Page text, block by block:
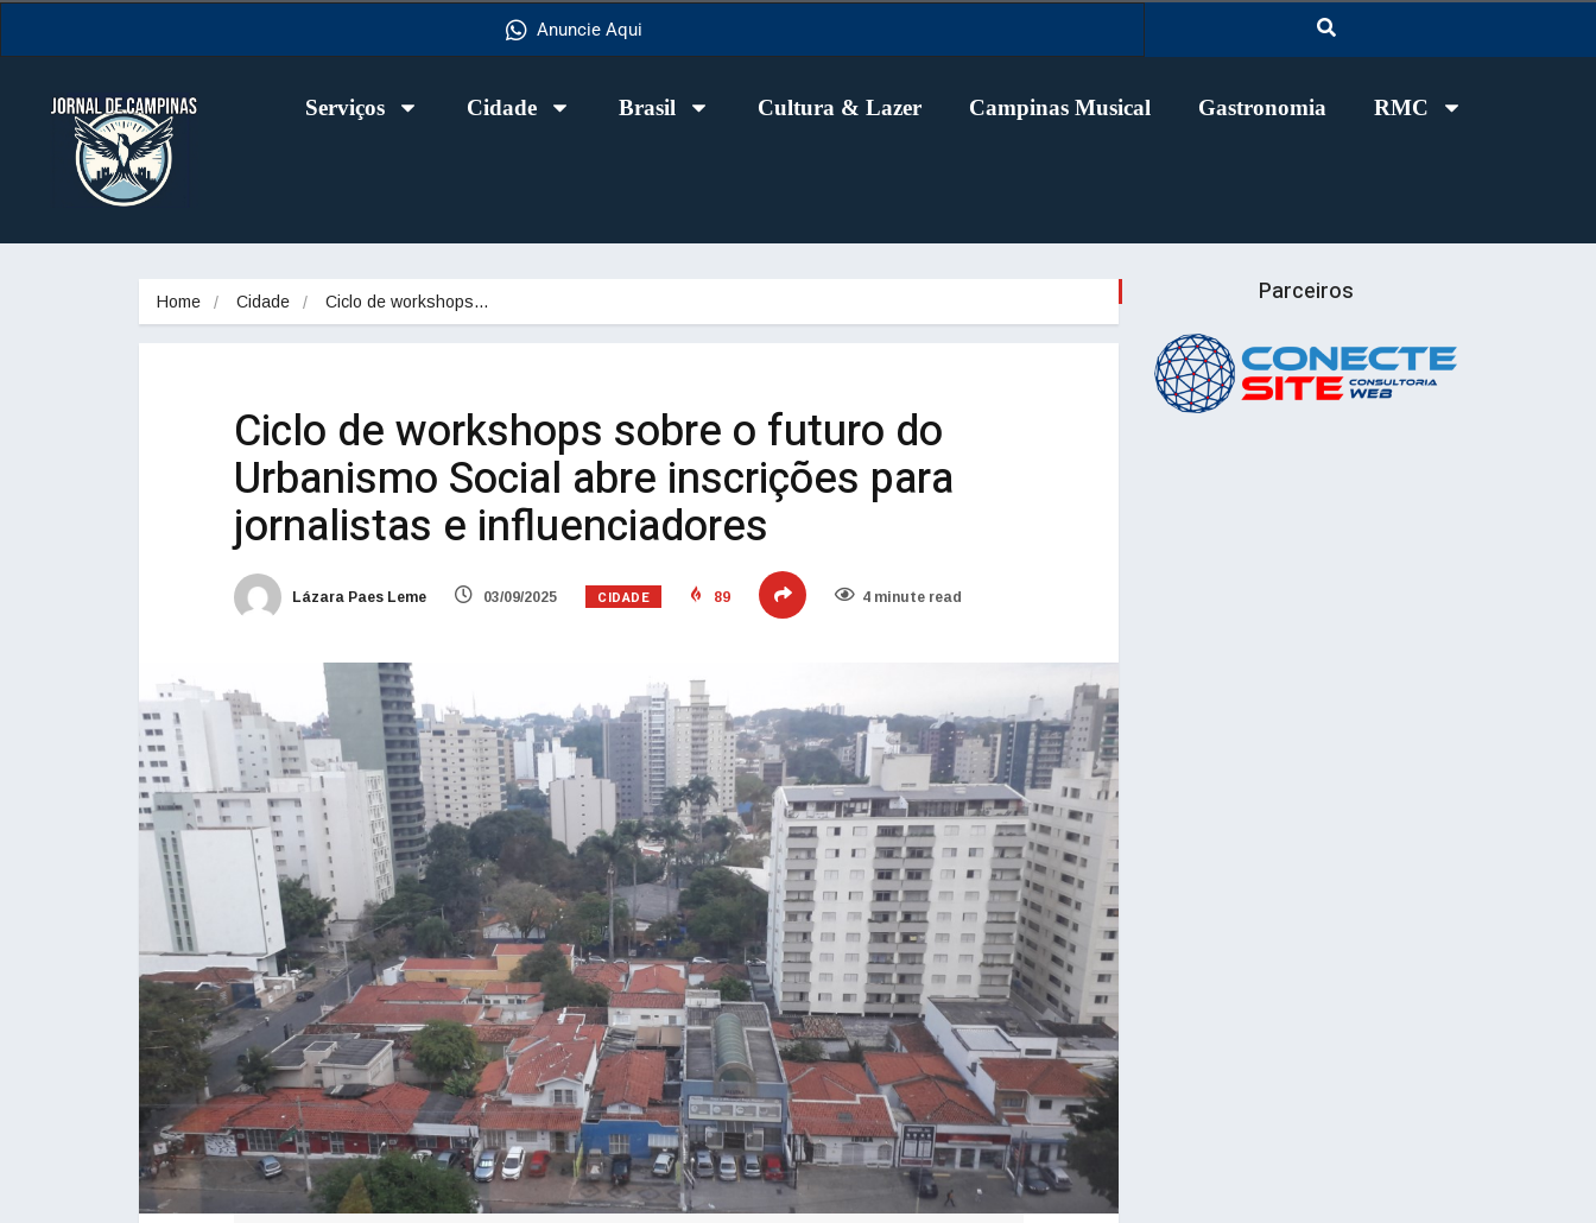
Anuncie Aqui
Serviços Cidade Brasil Cultura & Lazer Campinas Musical Gastronomia RMC
Home Cidade Ciclo de workshops…
Ciclo de workshops sobre o futuro do
Urbanismo Social abre inscrições para
jornalistas e influenciadores
Lázara Paes Leme 03/09/2025 CIDADE 89 4 minute read
Parceiros